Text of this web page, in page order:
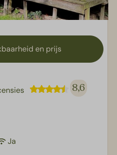
en prijs
8,6
Ja